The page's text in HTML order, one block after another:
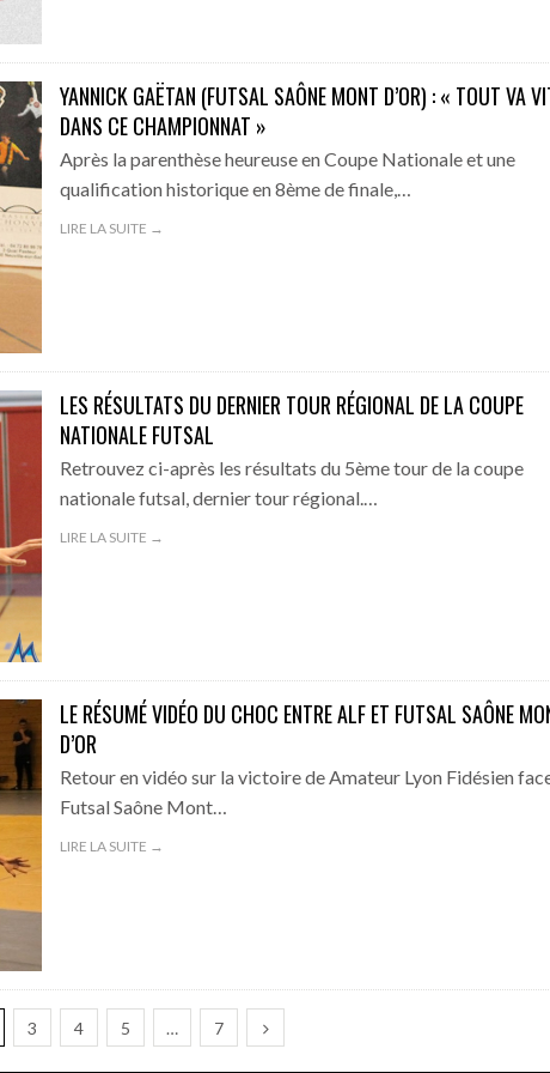
YANNICK GAËTAN (FUTSAL SAÔNE MONT D’OR) : « TOUT VA
DANS CE CHAMPIONNAT »
Après la parenthèse heureuse en Coupe Nationale et une
qualification historique en 8ème de finale,…
LIRE LA SUITE →
LES RÉSULTATS DU DERNIER TOUR RÉGIONAL DE LA COUPE
NATIONALE FUTSAL
Retrouvez ci-après les résultats du 5ème tour de la coupe
nationale futsal, dernier tour régional.…
LIRE LA SUITE →
LE RÉSUMÉ VIDÉO DU CHOC ENTRE ALF ET FUTSAL SAÔNE
D’OR
Retour en vidéo sur la victoire de Amateur Lyon Fidésien
Futsal Saône Mont…
LIRE LA SUITE →
3 4 5 … 7